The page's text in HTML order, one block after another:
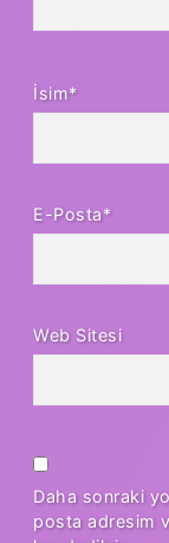
İsim*
E-Posta*
Web Sitesi
Daha sonraki
posta adresim